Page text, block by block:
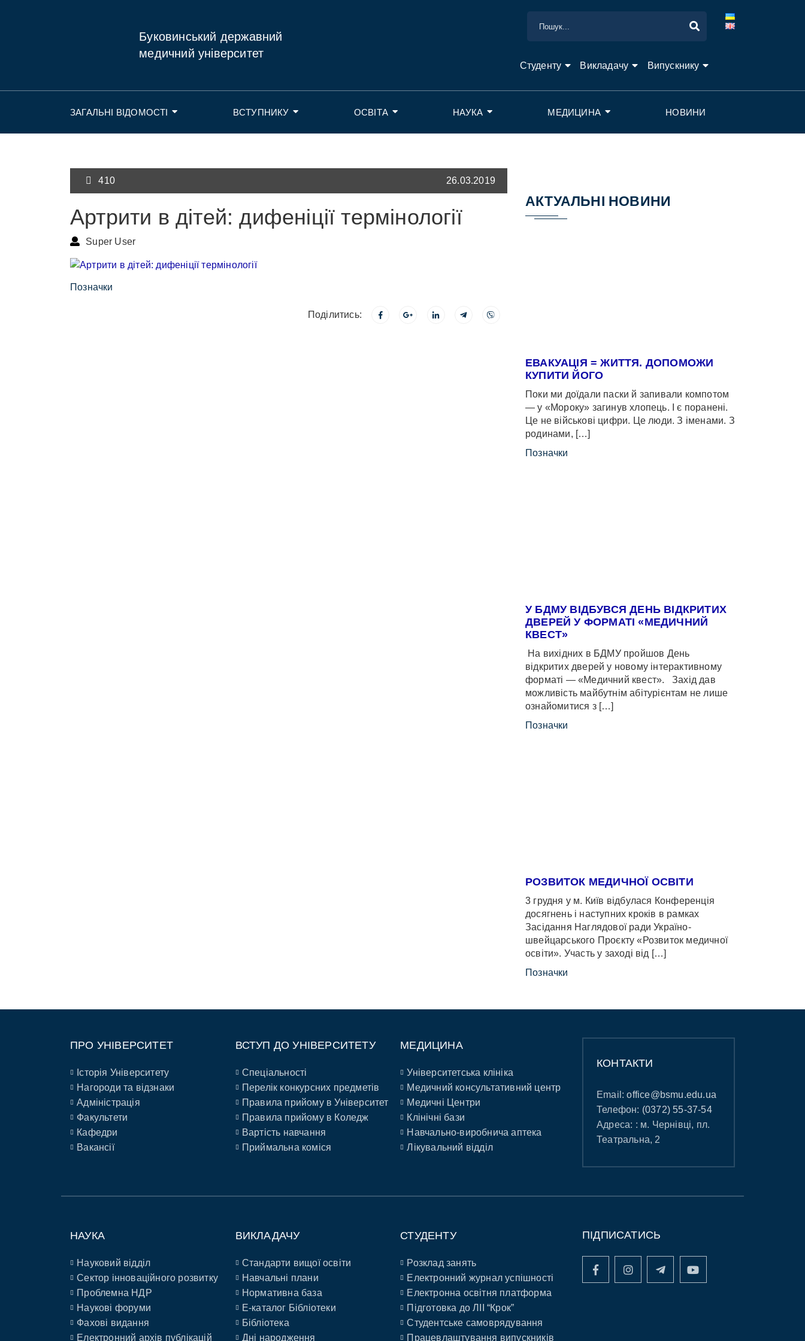
Буковинський державний
медичний університет
Студенту Викладачу Випускнику
ЗАГАЛЬНІ ВІДОМОСТІ ВСТУПНИКУ ОСВІТА НАУКА МЕДИЦИНА НОВИНИ
410 26.03.2019
Артрити в дітей: дифеніції термінології
Super User
Позначки
Поділитись:
АКТУАЛЬНІ НОВИНИ
ЕВАКУАЦІЯ = ЖИТТЯ. ДОПОМОЖИ
КУПИТИ ЙОГО
Поки ми доїдали паски й запивали компотом
— у «Мороку» загинув хлопець. І є поранені.
Це не військові цифри. Це люди. З іменами. З
родинами, […]
Позначки
У БДМУ ВІДБУВСЯ ДЕНЬ ВІДКРИТИХ
ДВЕРЕЙ У ФОРМАТІ «МЕДИЧНИЙ
КВЕСТ»
На вихідних в БДМУ пройшов День
відкритих дверей у новому інтерактивному
форматі — «Медичний квест». Захід дав
можливість майбутнім абітурієнтам не лише
ознайомитися з […]
Позначки
РОЗВИТОК МЕДИЧНОЇ ОСВІТИ
3 грудня у м. Київ відбулася Конференція
досягнень і наступних кроків в рамках
Засідання Наглядової ради Україно-
швейцарського Проєкту «Розвиток медичної
освіти». Участь у заході від […]
Позначки
ПРО УНІВЕРСИТЕТ
Історія Університету
Нагороди та відзнаки
Адміністрація
Факультети
Кафедри
Вакансії
ВСТУП ДО УНІВЕРСИТЕТУ
Спеціальності
Перелік конкурсних предметів
Правила прийому в Університет
Правила прийому в Коледж
Вартість навчання
Приймальна коміся
МЕДИЦИНА
Університетська клініка
Медичний консультативний центр
Медичні Центри
Клінічні бази
Навчально-виробнича аптека
Лікувальний відділ
КОНТАКТИ
Email:office@bsmu.edu.ua
Телефон: (0372) 55-37-54
Адреса: : м. Чернівці, пл.
Театральна, 2
НАУКА
Науковий відділ
Сектор інноваційного розвитку
Проблемна НДР
Наукові форуми
Фахові видання
Електронний архів публікацій
ВИКЛАДАЧУ
Стандарти вищої освіти
Навчальні плани
Нормативна база
E-каталог Бібліотеки
Бібліотека
Дні народження
СТУДЕНТУ
Розклад занять
Електронний журнал успішності
Електронна освітня платформа
Підготовка до ЛІІ “Крок”
Студентське самоврядування
Працевлаштування випускників
ПІДПИСАТИСЬ